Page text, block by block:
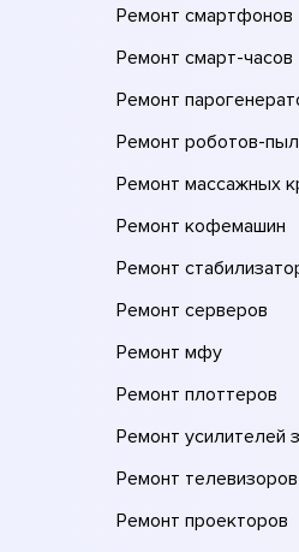
Ремонт смартфонов
Ремонт смарт-часов
Ремонт
Ремонт роботов-
Ремонт массажных
Ремонт кофемашин
Ремонт
Ремонт серверов
Ремонт мфу
Ремонт плоттеров
Ремонт усилителей
Ремонт телевизоров
Ремонт проекторов